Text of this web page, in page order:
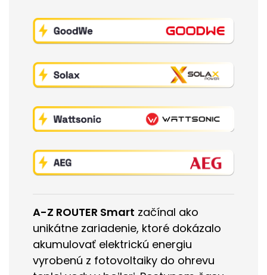
A-Z ROUTER Smart začínal ako
unikátne zariadenie, ktoré dokázalo
akumulovať elektrickú energiu
vyrobenú z fotovoltaiky do ohrevu